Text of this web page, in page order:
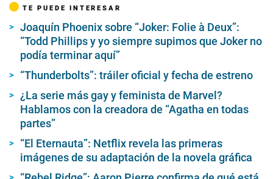
TE PUEDE INTERESAR
Joaquín Phoenix sobre “Joker: Folie à Deux”:
“Todd Phillips y yo siempre supimos que Joker no
podía terminar aquí”
“Thunderbolts”: tráiler oficial y fecha de estreno
¿La serie más gay y feminista de Marvel?
Hablamos con la creadora de “Agatha en todas
partes”
“El Eternauta”: Netflix revela las primeras
imágenes de su adaptación de la novela gráfica